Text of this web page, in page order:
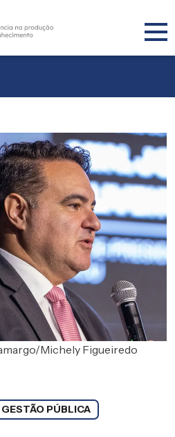
Michely Figueiredo
PÚBLICA